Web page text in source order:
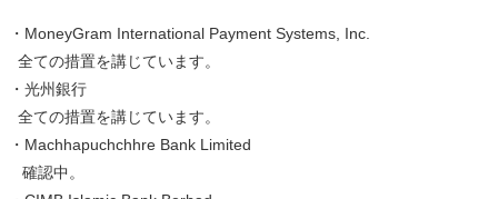
・MoneyGram International Payment Systems, Inc.
全ての措置を講じています。
・光州銀行
全ての措置を講じています。
・Machhapuchchhre Bank Limited
確認中。